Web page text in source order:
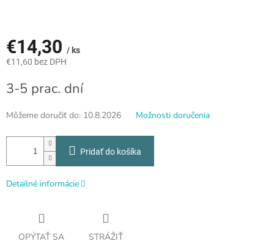
€14,30 / ks
€11,60 bez DPH
cena:
3-5 prac. dní
Môžeme doručiť do: 10.8.2026 Možnosti doručenia
Pridať do košíka
Detailné informácie
OPÝTAŤ SA STRÁŽIŤ